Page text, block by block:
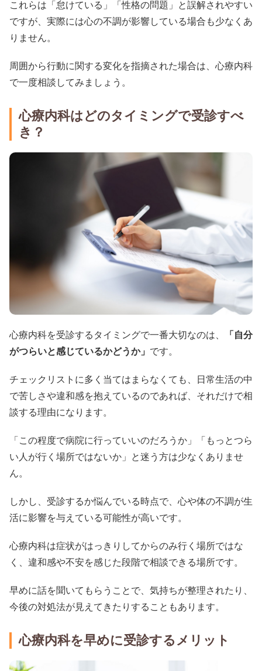
これらは「怠けている」「性格の問題」と誤解されやすい
ですが、実際には心の不調が影響している場合も少なくあ
りません。
周囲から行動に関する変化を指摘された場合は、心療内科
で一度相談してみましょう。
心療内科はどのタイミングで受診すべ
き？
心療内科を受診するタイミングで一番大切なのは、
「自分
がつらいと感じているかどうか」 です。
チェックリストに多く当てはまらなくても、日常生活の中
で苦しさや違和感を抱えているのであれば、それだけで相
談する理由になります。
「この程度で病院に行っていいのだろうか」「もっとつら
い人が行く場所ではないか」と迷う方は少なくありませ
ん。
しかし、受診するか悩んでいる時点で、心や体の不調が生
活に影響を与えている可能性が高いです。
心療内科は症状がはっきりしてからのみ行く場所ではな
く、違和感や不安を感じた段階で相談できる場所です。
早めに話を聞いてもらうことで、気持ちが整理されたり、
今後の対処法が見えてきたりすることもあります。
心療内科を早めに受診するメリット